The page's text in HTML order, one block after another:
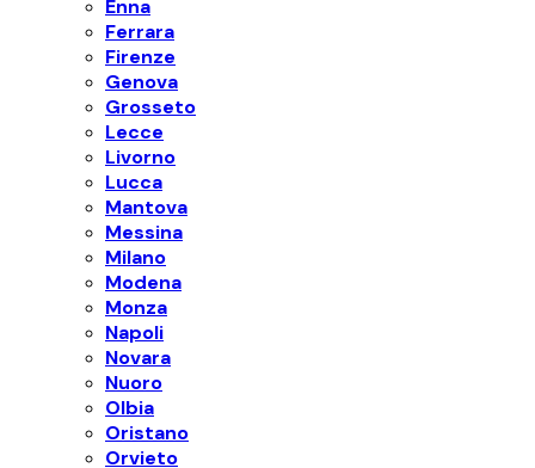
Enna
Ferrara
Firenze
Genova
Grosseto
Lecce
Livorno
Lucca
Mantova
Messina
Milano
Modena
Monza
Napoli
Novara
Nuoro
Olbia
Oristano
Orvieto